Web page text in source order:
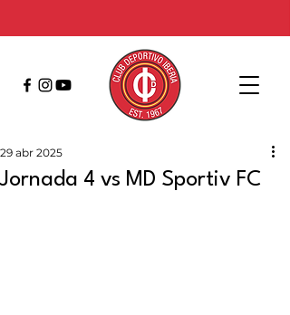
Jornada 4 vs MD Sportiv FC
29 abr 2025